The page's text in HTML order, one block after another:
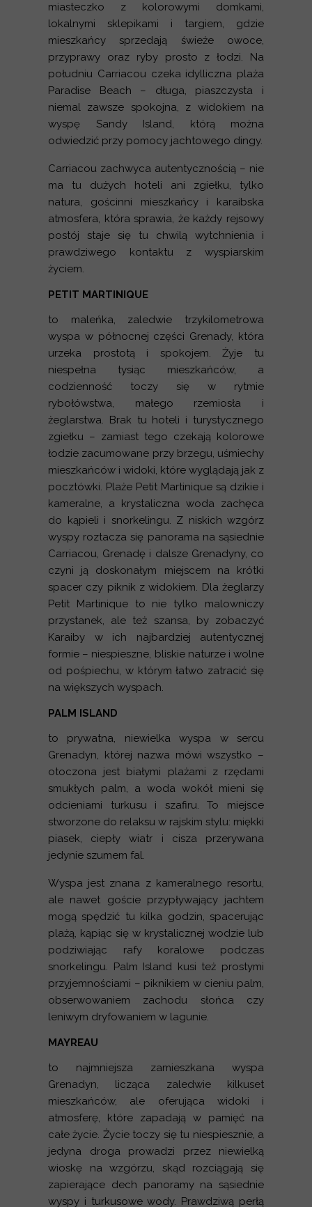
miasteczko z kolorowymi domkami,
lokalnymi sklepikami i targiem, gdzie
mieszkańcy sprzedają świeże owoce,
przyprawy oraz ryby prosto z łodzi. Na
południu Carriacou czeka idylliczna plaża
Paradise Beach – długa, piaszczysta i
niemal zawsze spokojna, z widokiem na
wyspę Sandy Island, którą można
odwiedzić przy pomocy jachtowego dingy.
Carriacou zachwyca autentycznością – nie
ma tu dużych hoteli ani zgiełku, tylko
natura, gościnni mieszkańcy i karaibska
atmosfera, która sprawia, że każdy rejsowy
postój staje się tu chwilą wytchnienia i
prawdziwego kontaktu z wyspiarskim
życiem.
PETIT MARTINIQUE
to maleńka, zaledwie trzykilometrowa
wyspa w północnej części Grenady, która
urzeka prostotą i spokojem. Żyje tu
niespełna tysiąc mieszkańców, a
codzienność toczy się w rytmie
rybołówstwa, małego rzemiosła i
żeglarstwa. Brak tu hoteli i turystycznego
zgiełku – zamiast tego czekają kolorowe
łodzie zacumowane przy brzegu, uśmiechy
mieszkańców i widoki, które wyglądają jak z
pocztówki. Plaże Petit Martinique są dzikie i
kameralne, a krystaliczna woda zachęca
do kąpieli i snorkelingu. Z niskich wzgórz
wyspy roztacza się panorama na sąsiednie
Carriacou, Grenadę i dalsze Grenadyny, co
czyni ją doskonałym miejscem na krótki
spacer czy piknik z widokiem. Dla żeglarzy
Petit Martinique to nie tylko malowniczy
przystanek, ale też szansa, by zobaczyć
Karaiby w ich najbardziej autentycznej
formie – niespieszne, bliskie naturze i wolne
od pośpiechu, w którym łatwo zatracić się
na większych wyspach.
PALM ISLAND
to prywatna, niewielka wyspa w sercu
Grenadyn, której nazwa mówi wszystko –
otoczona jest białymi plażami z rzędami
smukłych palm, a woda wokół mieni się
odcieniami turkusu i szafiru. To miejsce
stworzone do relaksu w rajskim stylu: miękki
piasek, ciepły wiatr i cisza przerywana
jedynie szumem fal.
Wyspa jest znana z kameralnego resortu,
ale nawet goście przypływający jachtem
mogą spędzić tu kilka godzin, spacerując
plażą, kąpiąc się w krystalicznej wodzie lub
podziwiając rafy koralowe podczas
snorkelingu. Palm Island kusi też prostymi
przyjemnościami – piknikiem w cieniu palm,
obserwowaniem zachodu słońca czy
leniwym dryfowaniem w lagunie.
MAYREAU
to najmniejsza zamieszkana wyspa
Grenadyn, licząca zaledwie kilkuset
mieszkańców, ale oferująca widoki i
atmosferę, które zapadają w pamięć na
całe życie. Życie toczy się tu niespiesznie, a
jedyna droga prowadzi przez niewielką
wioskę na wzgórzu, skąd rozciągają się
zapierające dech panoramy na sąsiednie
wyspy i turkusowe wody. Prawdziwą perłą